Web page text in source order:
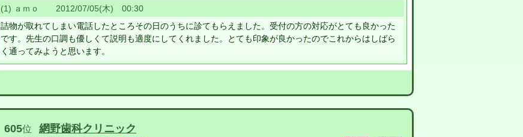
(1) ａｍｏ 2012/07/05(木) 00:30
詰物が取れてしまい電話したところその日のうちに診てもらえました。受付の方の対応がとても良かった
です。先生の口調も優しくて説明も適度にしてくれました。とても印象が良かったのでこれからはしばら
く通ってみようと思います。
605位 網野歯科クリニック